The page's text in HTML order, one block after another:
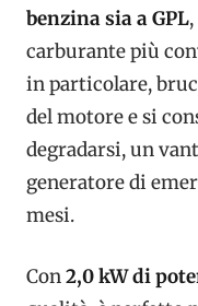
benzina sia a GPL
carburante più
in particolare,
del motore e si
degradarsi, un
generatore di
mesi.
Con2,0 kW di